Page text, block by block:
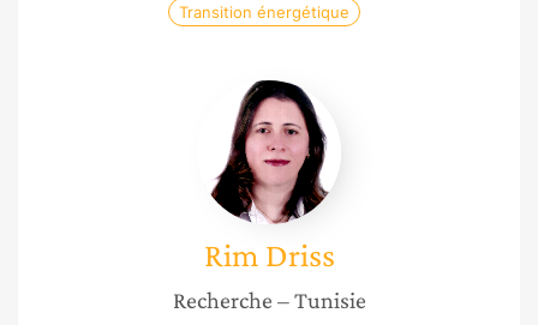
Transition énergétique
Rim
Driss
Rim Driss
Recherche – Tunisie